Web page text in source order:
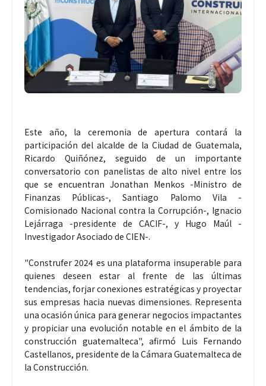
Este año, la ceremonia de apertura contará la
participación del alcalde de la Ciudad de Guatemala,
Ricardo Quiñónez, seguido de un importante
conversatorio con panelistas de alto nivel entre los
que se encuentran Jonathan Menkos -Ministro de
Finanzas Públicas-, Santiago Palomo Vila -
Comisionado Nacional contra la Corrupción-, Ignacio
Lejárraga -presidente de CACIF-, y Hugo Maúl -
Investigador Asociado de CIEN-.
"Construfer 2024 es una plataforma insuperable para
quienes deseen estar al frente de las últimas
tendencias, forjar conexiones estratégicas y proyectar
sus empresas hacia nuevas dimensiones. Representa
una ocasión única para generar negocios impactantes
y propiciar una evolución notable en el ámbito de la
construcción guatemalteca", afirmó Luis Fernando
Castellanos, presidente de la Cámara Guatemalteca de
la Construcción.